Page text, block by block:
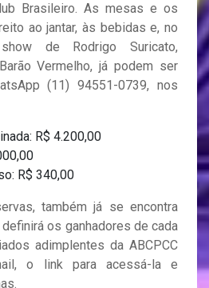
Brasileiro. As mesas e os
ao jantar, às bebidas e, no
de Rodrigo Suricato,
Vermelho, já podem ser
(11) 94551-0739, nos
R$ 4.200,00
R$ 340,00
também já se encontra
os ganhadores de cada
adimplentes da ABCPCC
o link para acessá-la e